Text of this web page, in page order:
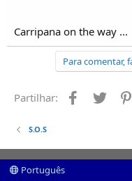
Carripana on the way ...
Para comentar,
Partilhar: Facebook
S.O.S
Português